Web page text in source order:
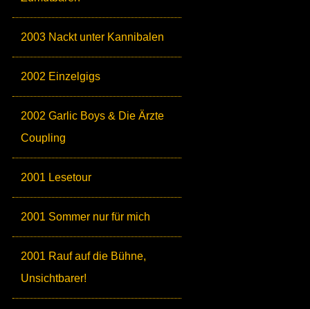
2003 Nackt unter Kannibalen
2002 Einzelgigs
2002 Garlic Boys & Die Ärzte
Coupling
2001 Lesetour
2001 Sommer nur für mich
2001 Rauf auf die Bühne,
Unsichtbarer!